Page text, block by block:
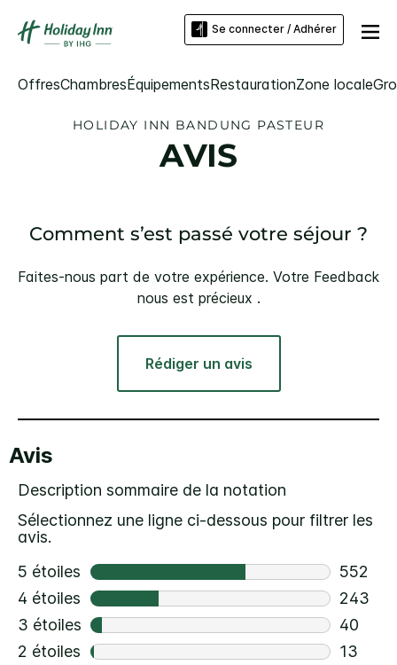
Se connecter / Adhérer
OffresChambresÉquipementsRestaurationZone locale
HOLIDAY INN BANDUNG PASTEUR
AVIS
Comment s’est passé votre séjour ?
Faites-nous part de votre expérience. Votre Feedback
nous est précieux .
Rédiger un avis